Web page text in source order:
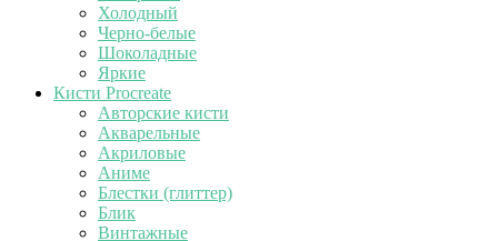
Холодный
Черно-белые
Шоколадные
Яркие
Кисти Procreate
Авторские кисти
Акварельные
Акриловые
Аниме
Блестки (глиттер)
Блик
Винтажные